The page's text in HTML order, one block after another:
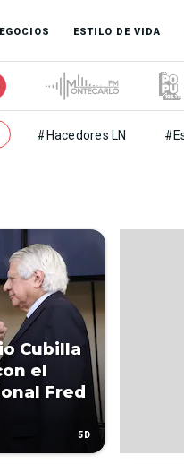
ESTILO DE VIDA
#Hacedores LN
Cubilla
el
Fred
5D